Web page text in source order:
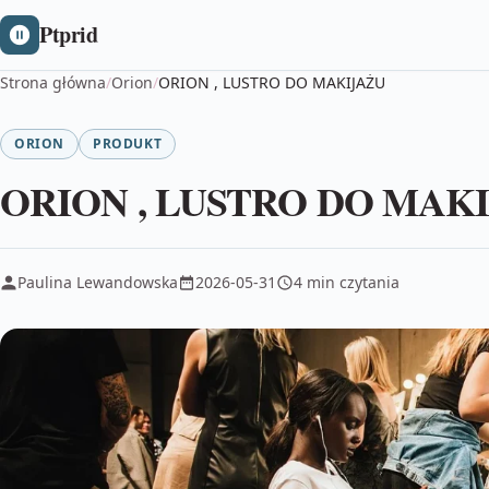
Ptprid
Strona główna/Orion/ORION , LUSTRO DO MAKIJAŻU
ORION PRODUKT
ORION , LUSTRO DO
Paulina Lewandowska 2026-05-31 4 min czytania